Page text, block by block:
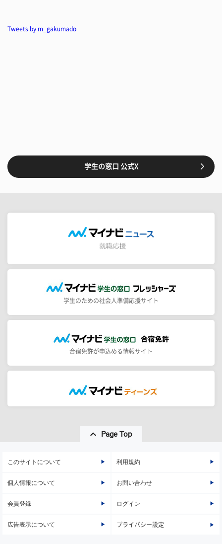
Tweets by m_gakumado
学生の窓口 公式X
学生のための社会人準備応援サイト
合宿免許が申込める情報サイト
Page Top
このサイトについて 利用規約
個人情報について お問い合わせ
会員登録 ログイン
広告表示について プライバシー設定